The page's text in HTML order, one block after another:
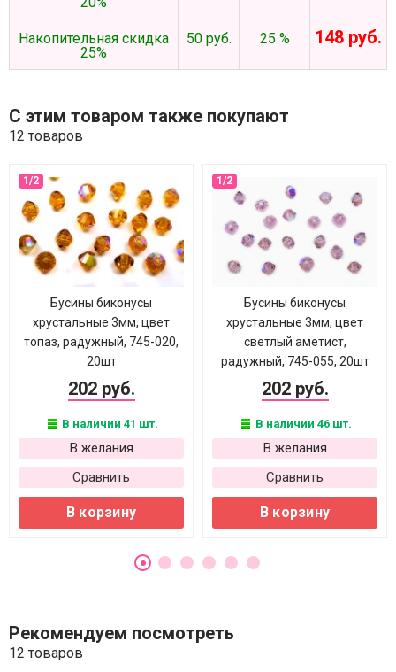
Накопительная скидка
25%
50 руб. 25 % 148 руб.
С этим товаром также покупают
12 товаров
Бусины биконусы
хрустальные 3мм, цвет
топаз, радужный, 745-020,
20шт
202 руб.
В наличии 41 шт.
В желания
Сравнить
В корзину
Бусины биконусы
хрустальные 3мм, цвет
светлый аметист,
радужный, 745-055, 20шт
202 руб.
В наличии 46 шт.
В желания
Сравнить
В корзину
Рекомендуем посмотреть
12 товаров